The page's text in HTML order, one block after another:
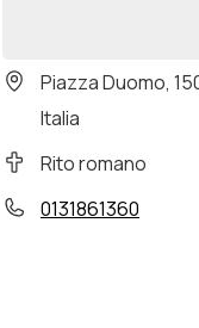
Piazza Duomo,
Italia
Rito romano
0131861360